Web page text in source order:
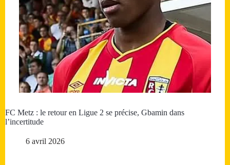
FC Metz : le retour en Ligue 2 se précise, Gbamin dans
l’incertitude
6 avril 2026